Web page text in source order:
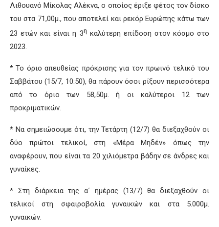
Λιθουανό Μίκολας Αλέκνα, ο οποίος έριξε φέτος τον δίσκο
του στα 71,00μ., που αποτελεί και ρεκόρ Ευρώπης κάτω των
23 ετών και είναι η 3η καλύτερη επίδοση στον κόσμο στο
2023.
* Το όριο απευθείας πρόκρισης για τον πρωινό τελικό του
Σαββάτου (15/7, 10:50), θα πάρουν όσοι ρίξουν περισσότερα
από το όριο των 58,50μ. ή οι καλύτεροι 12 των
προκριματικών.
* Να σημειώσουμε ότι, την Τετάρτη (12/7) θα διεξαχθούν οι
δύο πρώτοι τελικοί, στη «Μέρα Μηδέν» όπως την
αναφέρουν, που είναι τα 20 χιλιόμετρα βάδην σε άνδρες και
γυναίκες.
* Στη διάρκεια της α΄ ημέρας (13/7) θα διεξαχθούν οι
τελικοί στη σφαιροβολία γυναικών και στα 5.000μ.
γυναικών.